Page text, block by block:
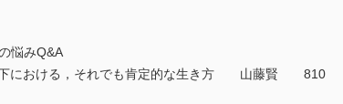
悩みQ&A
下における，それでも肯定的な生き方 山藤賢 810